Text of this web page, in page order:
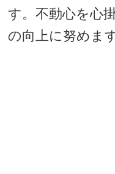
す。不動心を心
の向上に努めま